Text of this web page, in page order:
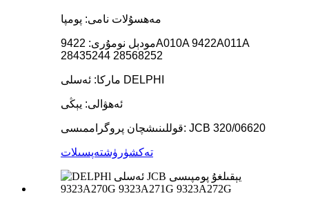
مەھسۇلات نامى: پومپا
مودېل نومۇرى: 9422A010A 9422A011A
28435244 28568252
ماركا: ئەسلى DELPHI
ئەھۋالى: يېڭى
قوللىنىشچان پروگراممىسى: JCB 320/06620
تەكشۈرۈشتەپسىلات